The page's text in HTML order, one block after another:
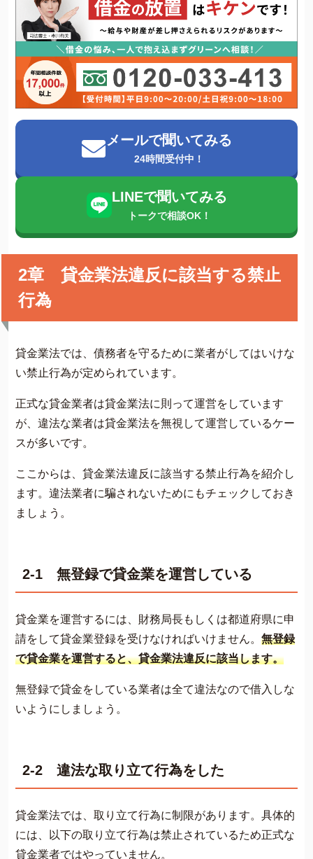
メールで聞いてみる
24時間受付中！
LINEで聞いてみる
トークで相談OK！
2章 貸金業法違反に該当する禁止
行為
貸金業法では、債務者を守るために業者がしてはいけな
い禁止行為が定められています。
正式な貸金業者は貸金業法に則って運営をしています
が、違法な業者は貸金業法を無視して運営しているケー
スが多いです。
ここからは、貸金業法違反に該当する禁止行為を紹介し
ます。違法業者に騙されないためにもチェックしておき
ましょう。
2-1 無登録で貸金業を運営している
貸金業を運営するには、財務局長もしくは都道府県に申
請をして貸金業登録を受けなければいけません。 無登録
で貸金業を運営すると、貸金業法違反に該当します。
無登録で貸金をしている業者は全て違法なので借入しな
いようにしましょう。
2-2 違法な取り立て行為をした
貸金業法では、取り立て行為に制限があります。具体的
には、以下の取り立て行為は禁止されているため正式な
貸金業者ではやっていません。